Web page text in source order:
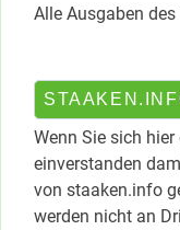
Alle Ausgaben
Wenn Sie sich
einverstanden
von staaken.info
werden nicht an